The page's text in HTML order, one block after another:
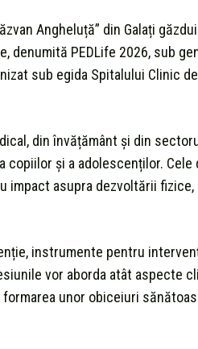
Angheluță” din Galați
denumită PEDLife 2026, sub
sub egida Spitalului Clinic
din învățământ și din
și a adolescenților. Cele
impact asupra dezvoltării
instrumente pentru
vor aborda atât aspecte
unor obiceiuri